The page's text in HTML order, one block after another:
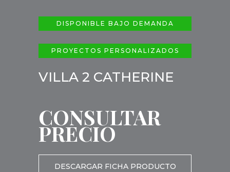
DISPONIBLE BAJO DEMANDA
PROYECTOS PERSONALIZADOS
VILLA 2 CATHERINE
CONSULTAR
PRECIO
DESCARGAR FICHA PRODUCTO